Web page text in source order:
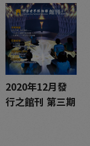
2020年12月發
行之館刊 第三期